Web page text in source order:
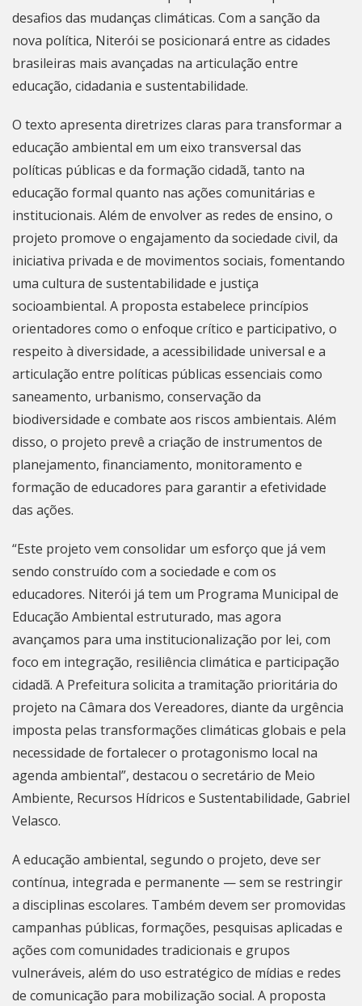
desafios das mudanças climáticas. Com a sanção da
nova política, Niterói se posicionará entre as cidades
brasileiras mais avançadas na articulação entre
educação, cidadania e sustentabilidade.
O texto apresenta diretrizes claras para transformar a
educação ambiental em um eixo transversal das
políticas públicas e da formação cidadã, tanto na
educação formal quanto nas ações comunitárias e
institucionais. Além de envolver as redes de ensino, o
projeto promove o engajamento da sociedade civil, da
iniciativa privada e de movimentos sociais, fomentando
uma cultura de sustentabilidade e justiça
socioambiental. A proposta estabelece princípios
orientadores como o enfoque crítico e participativo, o
respeito à diversidade, a acessibilidade universal e a
articulação entre políticas públicas essenciais como
saneamento, urbanismo, conservação da
biodiversidade e combate aos riscos ambientais. Além
disso, o projeto prevê a criação de instrumentos de
planejamento, financiamento, monitoramento e
formação de educadores para garantir a efetividade
das ações.
“Este projeto vem consolidar um esforço que já vem
sendo construído com a sociedade e com os
educadores. Niterói já tem um Programa Municipal de
Educação Ambiental estruturado, mas agora
avançamos para uma institucionalização por lei, com
foco em integração, resiliência climática e participação
cidadã. A Prefeitura solicita a tramitação prioritária do
projeto na Câmara dos Vereadores, diante da urgência
imposta pelas transformações climáticas globais e pela
necessidade de fortalecer o protagonismo local na
agenda ambiental”, destacou o secretário de Meio
Ambiente, Recursos Hídricos e Sustentabilidade, Gabriel
Velasco.
A educação ambiental, segundo o projeto, deve ser
contínua, integrada e permanente — sem se restringir
a disciplinas escolares. Também devem ser promovidas
campanhas públicas, formações, pesquisas aplicadas e
ações com comunidades tradicionais e grupos
vulneráveis, além do uso estratégico de mídias e redes
de comunicação para mobilização social. A proposta